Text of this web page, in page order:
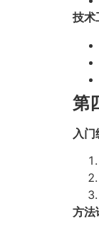
技术
第
入
方法